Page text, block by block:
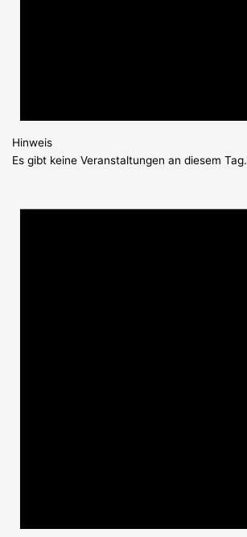
Hinweis
Es gibt keine Veranstaltungen an diesem Tag.